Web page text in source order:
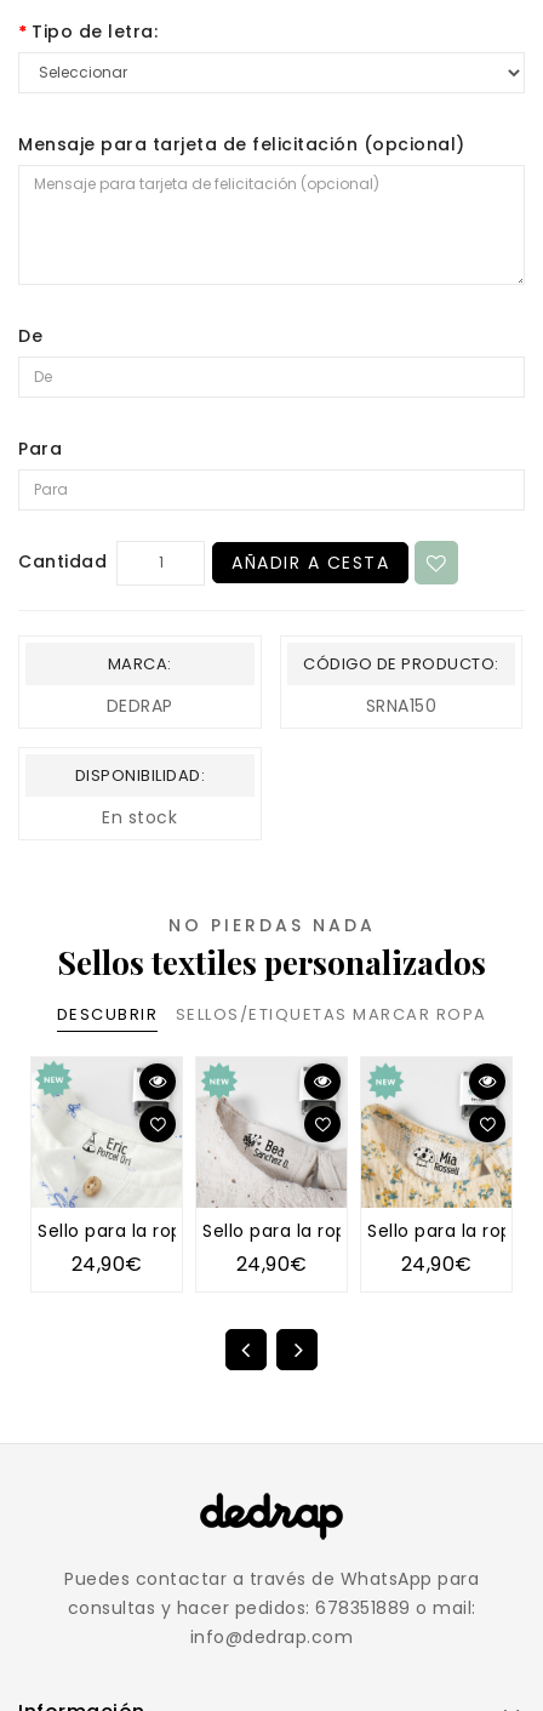
Tipo de letra:
Mensaje para tarjeta de felicitación (opcional)
De
Para
Cantidad AÑADIR A CESTA
MARCA:
DEDRAP
CÓDIGO DE PRODUCTO:
SRNA150
DISPONIBILIDAD:
En stock
NO PIERDAS NADA
Sellos textiles personalizados
DESCUBRIR SELLOS/ETIQUETAS MARCAR ROPA
Sello para la ropa TIPI
24,90€
Sello para la ropa DIENTE DE LEÓN
24,90€
Sello para la ropa
24,90€
Puedes contactar a través de WhatsApp para
consultas y hacer pedidos: 678351889 o mail:
info@dedrap.com